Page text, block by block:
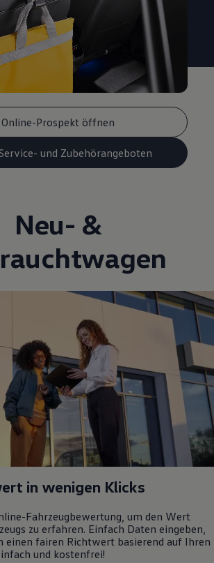
Online-Prospekt öffnen
und Zubehörangeboten
Neu- &
in wenigen Klicks
Fahrzeugbewertung, um den Wert
zu erfahren. Einfach Daten eingeben,
einen fairen Richtwert basierend auf Ihren
und kostenfrei!